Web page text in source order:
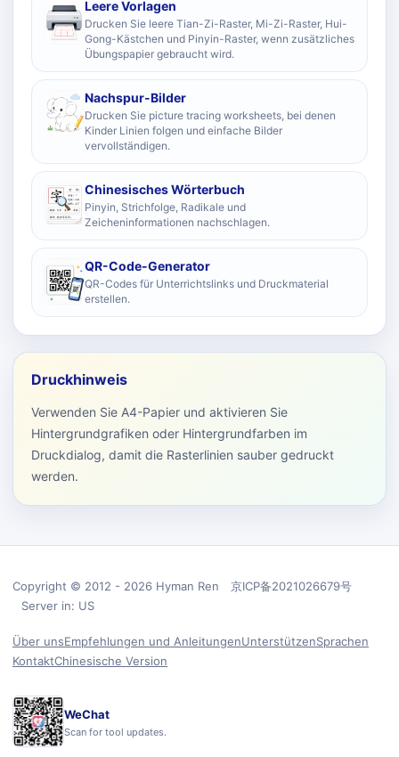
Leere Vorlagen
Drucken Sie leere Tian-Zi-Raster, Mi-Zi-Raster, Hui-
Gong-Kästchen und Pinyin-Raster, wenn zusätzliches
Übungspapier gebraucht wird.
Nachspur-Bilder
Drucken Sie picture tracing worksheets, bei denen
Kinder Linien folgen und einfache Bilder
vervollständigen.
Chinesisches Wörterbuch
Pinyin, Strichfolge, Radikale und
Zeicheninformationen nachschlagen.
QR-Code-Generator
QR-Codes für Unterrichtslinks und Druckmaterial
erstellen.
Druckhinweis
Verwenden Sie A4-Papier und aktivieren Sie
Hintergrundgrafiken oder Hintergrundfarben im
Druckdialog, damit die Rasterlinien sauber gedruckt
werden.
Copyright © 2012 - 2026 Hyman Ren 京ICP备2021026679号
Server in: US
Über unsEmpfehlungen und AnleitungenUnterstützenSprachen
KontaktChinesische Version
WeChat
Scan for tool updates.